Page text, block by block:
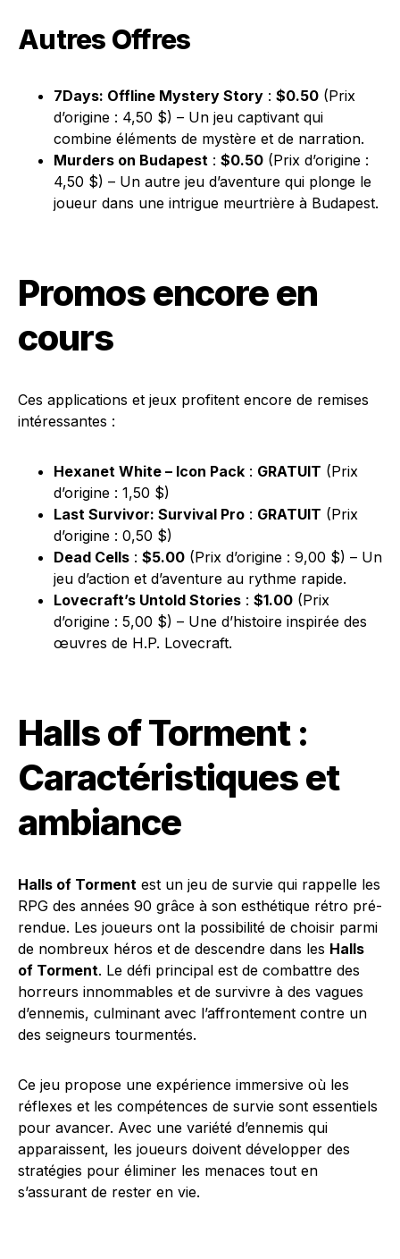
Autres Offres
7Days: Offline Mystery Story : $0.50 (Prix
d’origine : 4,50 $) – Un jeu captivant qui
combine éléments de mystère et de narration.
Murders on Budapest : $0.50 (Prix d’origine :
4,50 $) – Un autre jeu d’aventure qui plonge le
joueur dans une intrigue meurtrière à Budapest.
Promos encore en
cours
Ces applications et jeux profitent encore de remises
intéressantes :
Hexanet White – Icon Pack : GRATUIT (Prix
d’origine : 1,50 $)
Last Survivor: Survival Pro : GRATUIT (Prix
d’origine : 0,50 $)
Dead Cells : $5.00 (Prix d’origine : 9,00 $) – Un
jeu d’action et d’aventure au rythme rapide.
Lovecraft’s Untold Stories : $1.00 (Prix
d’origine : 5,00 $) – Une d’histoire inspirée des
œuvres de H.P. Lovecraft.
Halls of Torment :
Caractéristiques et
ambiance
Halls of Torment est un jeu de survie qui rappelle les
RPG des années 90 grâce à son esthétique rétro pré-
rendue. Les joueurs ont la possibilité de choisir parmi
de nombreux héros et de descendre dans les Halls
of Torment. Le défi principal est de combattre des
horreurs innommables et de survivre à des vagues
d’ennemis, culminant avec l’affrontement contre un
des seigneurs tourmentés.
Ce jeu propose une expérience immersive où les
réflexes et les compétences de survie sont essentiels
pour avancer. Avec une variété d’ennemis qui
apparaissent, les joueurs doivent développer des
stratégies pour éliminer les menaces tout en
s’assurant de rester en vie.